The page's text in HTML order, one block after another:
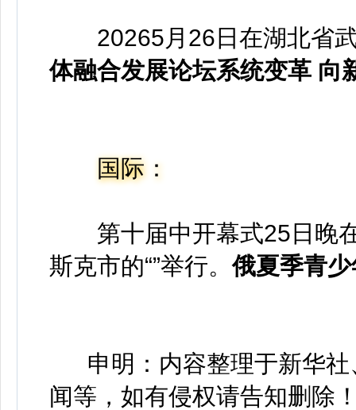
20265月26日在湖北省
体融合发展论坛系统变革 向
国际：
第十届中开幕式25日晚
斯克市的“”举行。俄夏季青
申明：内容整理于新华社
闻等，如有侵权请告知删除